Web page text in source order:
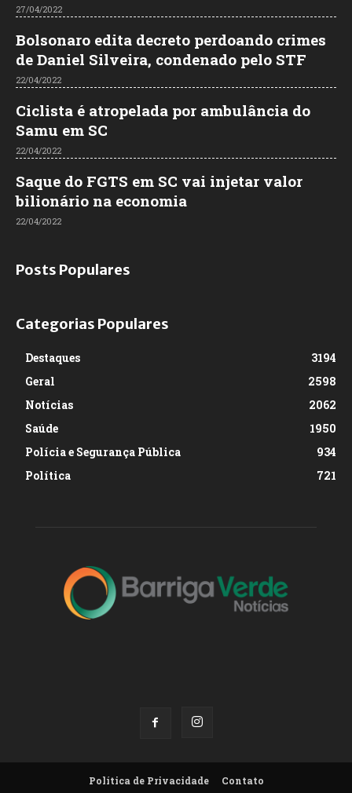
27/04/2022
Bolsonaro edita decreto perdoando crimes
de Daniel Silveira, condenado pelo STF
22/04/2022
Ciclista é atropelada por ambulância do
Samu em SC
22/04/2022
Saque do FGTS em SC vai injetar valor
bilionário na economia
22/04/2022
Posts Populares
Categorias Populares
Destaques
3194
Geral
2598
Notícias
2062
Saúde
1950
Polícia e Segurança Pública
934
Política
721
Política de Privacidade Contato